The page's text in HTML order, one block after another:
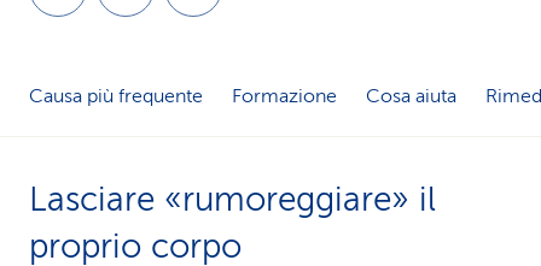
z
Causa più frequente Formazione Cosa aiuta
Lasciare «rumoreggiare» il
proprio corpo